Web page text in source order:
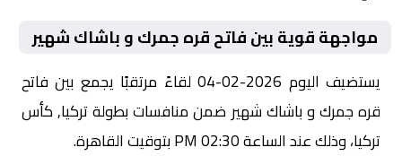
مواجهة قوية بين فاتح قره جمرك و باشاك شهير
يستضيف اليوم 2026-02-04 لقاءً مرتقبًا يجمع بين فاتح
قره جمرك و باشاك شهير ضمن منافسات بطولة تركيا, كأس
تركيا، وذلك عند الساعة 02:30 PM بتوقيت القاهرة.